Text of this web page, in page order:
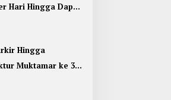
Hari Hingga Dapur
Hingga
Muktamar ke 35